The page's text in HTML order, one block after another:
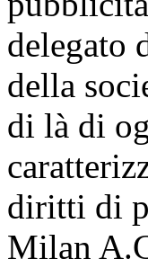
delegato
della
di là di
diritti di
Milan